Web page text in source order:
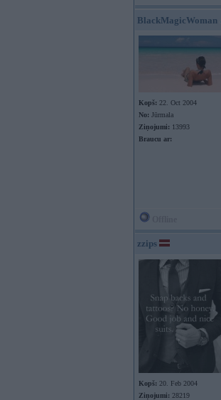
BlackMagicWoman
Kopš: 22. Oct 2004
No: Jūrmala
Ziņojumi: 13993
Braucu ar:
zzips
Kopš: 20. Feb 2004
Ziņojumi: 28219